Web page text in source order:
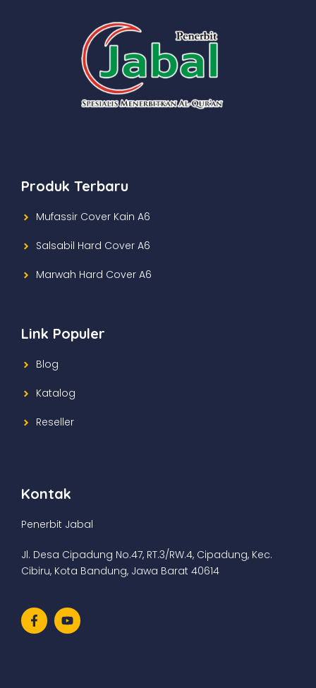
Produk Terbaru
Mufassir Cover Kain A6
Salsabil Hard Cover A6
Marwah Hard Cover A6
Link Populer
Blog
Katalog
Reseller
Kontak
Penerbit Jabal
Jl. Desa Cipadung No.47, RT.3/RW.4, Cipadung, Kec.
Cibiru, Kota Bandung, Jawa Barat 40614